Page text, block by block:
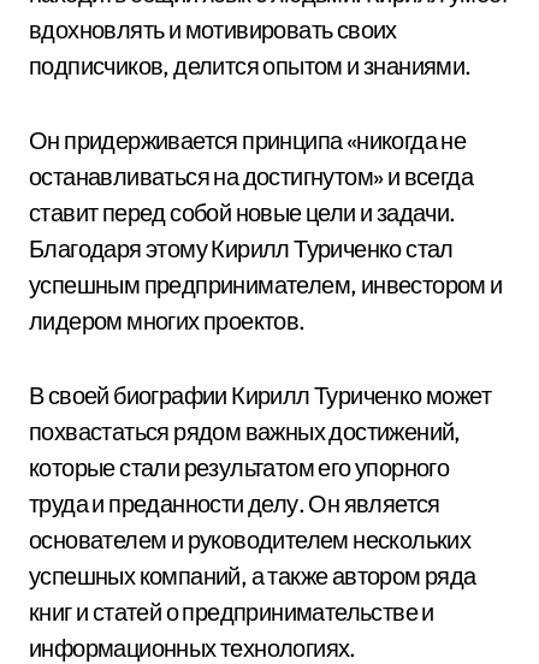
вдохновлять и мотивировать своих
подписчиков, делится опытом и знаниями.
Он придерживается принципа «никогда не
останавливаться на достигнутом» и всегда
ставит перед собой новые цели и задачи.
Благодаря этому Кирилл Туриченко стал
успешным предпринимателем, инвестором и
лидером многих проектов.
В своей биографии Кирилл Туриченко может
похвастаться рядом важных достижений,
которые стали результатом его упорного
труда и преданности делу. Он является
основателем и руководителем нескольких
успешных компаний, а также автором ряда
книг и статей о предпринимательстве и
информационных технологиях.